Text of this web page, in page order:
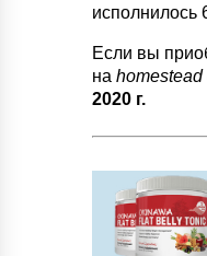
исполнилось
Если вы
на
2020 г.